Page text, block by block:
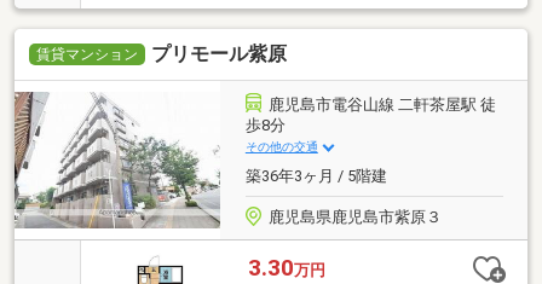
賃貸マンション プリモール紫原
鹿児島市電谷山線 二軒茶屋駅 徒
歩8分
その他の交通
築36年3ヶ月 / 5階建
鹿児島県鹿児島市紫原３
3.30万円